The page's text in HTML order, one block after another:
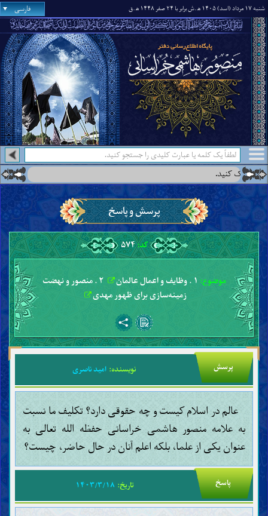
شنبه ۱۷ مرداد (اسد) ۱۴۰۵ ه‍ .ش برابر با ۲۴ صفر ۱۴۴۸ ه‍ .ق فارسی
درس‌هایی از آن
پرسش و پاسخ
کد:۵۷۴
موضوع: ۱ . وظایف و اعمال عالمان
۲ . منصور و نهضت
زمینه‌سازی برای ظهور مهدی
پرسش نویسنده: امید ناصری
عالم در اسلام کیست و چه حقوقی دارد؟ تکلیف ما نسبت
به علامه منصور هاشمی خراسانی حفظه الله تعالی به
عنوان یکی از علما، بلکه اعلم آنان در حال حاضر، چیست؟
پاسخ تاریخ: ۱۴۰۳/۳/۱۸